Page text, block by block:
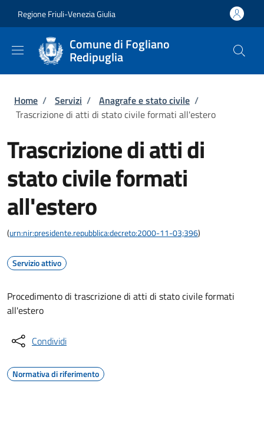
Regione Friuli-Venezia Giulia
Comune di Fogliano
Redipuglia
Briciole di pane
Home / Servizi / Anagrafe e stato civile /
Trascrizione di atti di stato civile formati all'estero
Trascrizione di atti di
stato civile formati
all'estero
(urn:nir:presidente.repubblica:decreto:2000-11-03;396)
Servizio attivo
Procedimento di trascrizione di atti di stato civile formati
all'estero
Condividi
Normativa di riferimento